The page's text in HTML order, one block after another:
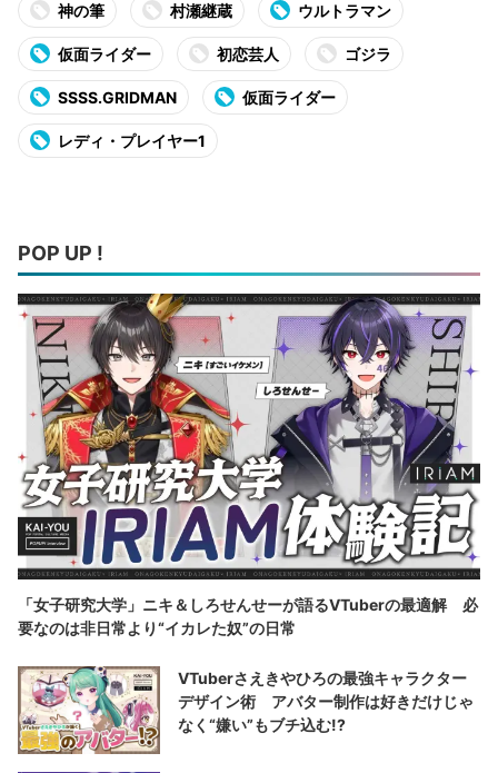
神の筆 村瀬継蔵 ウルトラマン
仮面ライダー 初恋芸人 ゴジラ
SSSS.GRIDMAN 仮面ライダー
レディ・プレイヤー1
POP UP !
「女子研究大学」ニキ＆しろせんせーが語るVTuberの最適解 必
要なのは非日常より“イカレた奴”の日常
VTuberさえきやひろの最強キャラクター
デザイン術 アバター制作は好きだけじゃ
なく“嫌い”もブチ込む!?